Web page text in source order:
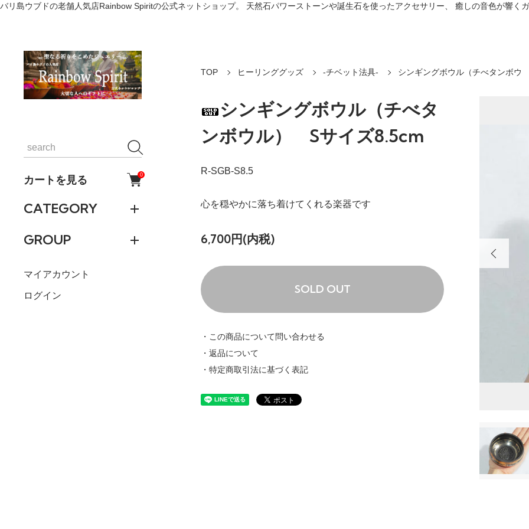
バリ島ウブドの老舗人気店Rainbow Spiritの公式ネットショップ。 天然石パワーストーンや誕生石を使ったアクセサリー、 癒しの音色が響く
カートを見る 0
CATEGORY
GROUP
マイアカウント
ログイン
TOP ヒーリンググッズ -チベット法具- シンギングボウル（チべタンボウ
シンギングボウル（チべタ
ンボウル） Sサイズ8.5cm
R-SGB-S8.5
心を穏やかに落ち着けてくれる楽器です
6,700円(内税)
SOLD OUT
・この商品について問い合わせる
・返品について
・特定商取引法に基づく表記